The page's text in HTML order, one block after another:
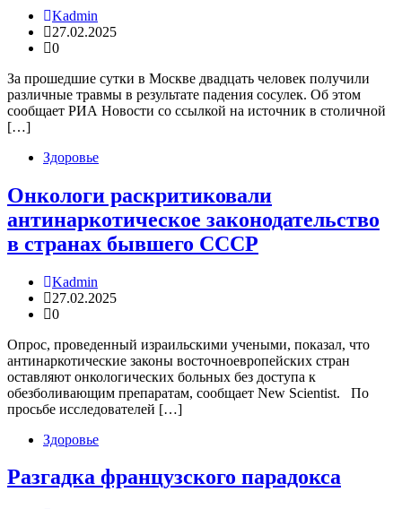
Kadmin
27.02.2025
0
За прошедшие сутки в Москве двадцать человек получили
различные травмы в результате падения сосулек. Об этом
сообщает РИА Новости со ссылкой на источник в столичной
[…]
Здоровье
Онкологи раскритиковали
антинаркотическое законодательство
в странах бывшего СССР
Kadmin
27.02.2025
0
Опрос, проведенный израильскими учеными, показал, что
антинаркотические законы восточноевропейских стран
оставляют онкологических больных без доступа к
обезболивающим препаратам, сообщает New Scientist. По
просьбе исследователей […]
Здоровье
Разгадка французского парадокса